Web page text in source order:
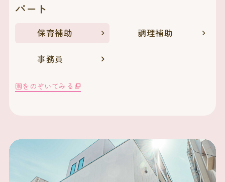
パート
保育補助 調理補助
事務員
園をのぞいてみる